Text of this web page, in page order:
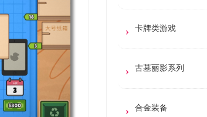
卡牌类游戏
古墓丽影系列
合金装备